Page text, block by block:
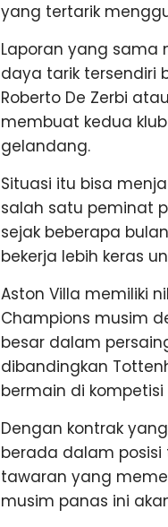
yang tertarik
Laporan yang sama
daya tarik tersendiri
Roberto De Zerbi
membuat kedua
gelandang.
Situasi itu bisa
salah satu peminat
sejak beberapa
bekerja lebih keras
Aston Villa memiliki
Champions musim
besar dalam
dibandingkan
bermain di kompetisi
Dengan kontrak
berada dalam
tawaran yang
musim panas ini